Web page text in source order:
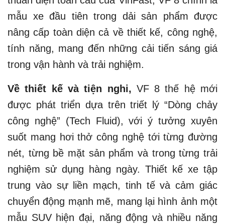
mẫu xe đầu tiên trong dải sản phẩm được
nâng cấp toàn diện cả về thiết kế, công nghệ,
tính năng, mang đến những cải tiến sáng giá
trong vận hành và trải nghiệm.
Về thiết kế và tiện nghi, VF 8 thế hệ mới
được phát triển dựa trên triết lý “Dòng chảy
công nghệ” (Tech Fluid), với ý tưởng xuyên
suốt mang hơi thở công nghệ tới từng đường
nét, từng bề mặt sản phẩm và trong từng trải
nghiệm sử dụng hàng ngày. Thiết kế xe tập
trung vào sự liền mạch, tinh tế và cảm giác
chuyển động mạnh mẽ, mang lại hình ảnh một
mẫu SUV hiện đại, năng động và nhiều năng